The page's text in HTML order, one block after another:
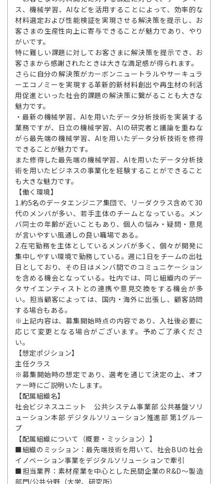
ス、機械学習、AIなどを活用することによって、効率的な
材料選定および性能検証を実現させる解決策を提示し、お
客さまの生産性向上に寄与できることが魅力であり、やり
がいです。
特に難しい課題に対してお客さまに解決策を提示でき、お
客さまから感謝されたときは大きな満足感が得られます。
さらに自分の解決策がカーボンニュートラルやサーキュラ
ーエコノミーを実現する革新的新材料創出や再生材の利活
用促進といった社会的課題の解決策に繋がることも大きな
魅力です。
・最新の機械学習、AIを用いたデータ分析技術を実装する
業務ですが、日立の機械学習、AIの研究者と議論を重ねな
がら最先端の機械学習、AIを用いたデータ分析技術を修得
できることが魅力です。
また修得した最先端の機械学習、AIを用いたデータ分析技
術を用いたビジネスの事業化を経験することができること
も大きな魅力です。
【働く環境】
1.約5名のデータエンジニア集団で、リーダクラス含めて30
代のメンバが多い、若手主体のチームとなっている。メン
バ同士の年齢が近いこともあり、個人の悩み・疑問・意見
が言いやすい風通しの良い職場である。
2.在宅勤務を主体としているメンバが多く、個々が開発に
集中しやすい環境で勤務している。週に1日をチームの出社
日としており、その日はメンバ間でのコミュニケーション
を含める機会となっている。社内では、同じ組織内のデー
タサイエンティストとの連携や意見交換をする機会が多
い。担当顧客によっては、国内・海外に出張し、顧客訪問
する場合もある。
※上記内容は、募集開始時点の内容であり、入社後必要に
応じて変更となる場合がございます。予めご了承くださ
い。
【想定ポジション】
主任クラス
※募集開始時の想定であり、選考を通じて決定の上、オフ
ァー時にご説明いたします。
【配属組織名】
社会ビジネスユニット 公共システム事業部 公共基盤ソリ
ューション本部 デジタルソリューション推進部 第1グルー
プ
【配属組織について（概要・ミッション）】
■組織のミッション：最先端技術を用いて、社会BUの社会
イノベーション事業をデジタルソリューションで牽引
■担当業界：素材産業を中心とした民間企業のR&D～製造
部門/公共分野（大学、研究所）